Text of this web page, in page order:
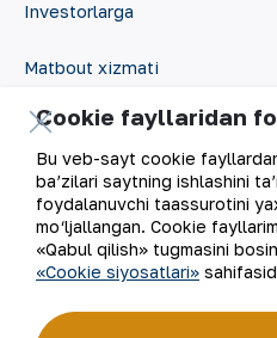
Investorlarga
Matbout xizmati
Karyera
Raqamli hukumat
Cookie fayllaridan
Bu veb-sayt cookie
ba’zilari saytning ishlashini
foydalanuvchi taassurotini
mo‘ljallangan. Cookie
«Qabul qilish» tugmasini
«Cookie siyosatlari»